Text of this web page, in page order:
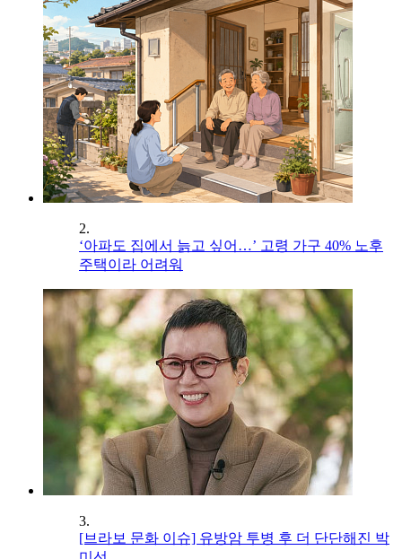
2.
‘아파도 집에서 늙고 싶어…’ 고령 가구 40% 노후
주택이라 어려워
3.
[브라보 문화 이슈] 유방암 투병 후 더 단단해진 박